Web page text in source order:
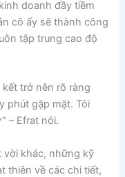
doanh đầy tiềm
cô ấy sẽ thành công
tập trung cao độ
trở nên rõ ràng
phút gặp mặt. Tôi
– Efrat nói.
vời khác, những kỹ
thiên về các chi tiết,